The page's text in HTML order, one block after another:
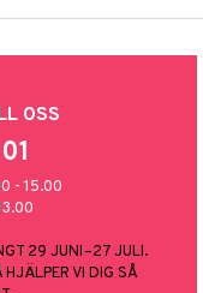
OSS
- 15.00
29 JUNI–27 JULI.
VI DIG SÅ